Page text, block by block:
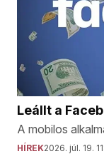
Leállt a
A mobilos
HÍREK2026. júl. 19.